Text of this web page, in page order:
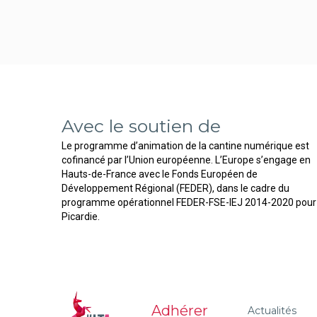
Avec le soutien de
Le programme d’animation de la cantine numérique est
cofinancé par l’Union européenne. L’Europe s’engage en
Hauts-de-France avec le Fonds Européen de
Développement Régional (FEDER), dans le cadre du
programme opérationnel FEDER-FSE-IEJ 2014-2020 pour
Picardie.
Adhérer Actualités